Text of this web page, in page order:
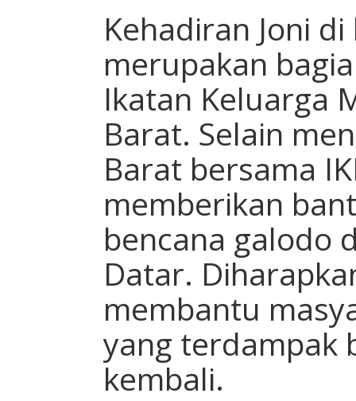
Kehadiran Joni
merupakan
Ikatan Keluarga
Barat. Selain
Barat bersama
memberikan
bencana galodo
Datar.
membantu
yang terdampak
kembali.